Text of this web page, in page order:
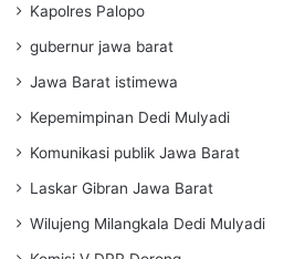
Kapolres Palopo
gubernur jawa barat
Jawa Barat istimewa
Kepemimpinan Dedi Mulyadi
Komunikasi publik Jawa Barat
Laskar Gibran Jawa Barat
Wilujeng Milangkala Dedi Mulyadi